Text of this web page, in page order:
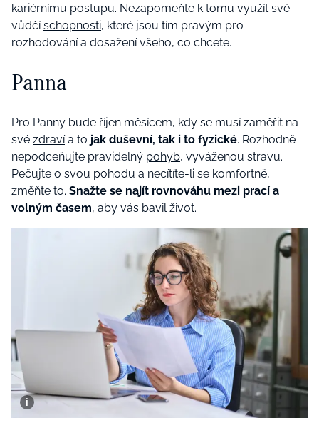
kariérnímu postupu. Nezapomeňte k tomu využít své
vůdčíschopnosti, které jsou tím pravým pro
rozhodování a dosažení všeho, co chcete.
Panna
Pro Panny bude říjen měsícem, kdy se musí zaměřit na
své zdravía to jak duševní, tak i to fyzické. Rozhodně
nepodceňujte pravidelný pohyb, vyváženou stravu.
Pečujte o svou pohodu a necítíte-li se komfortně,
změňte to. Snažte se najít rovnováhu mezi prací a
volným časem, aby vás bavil život.